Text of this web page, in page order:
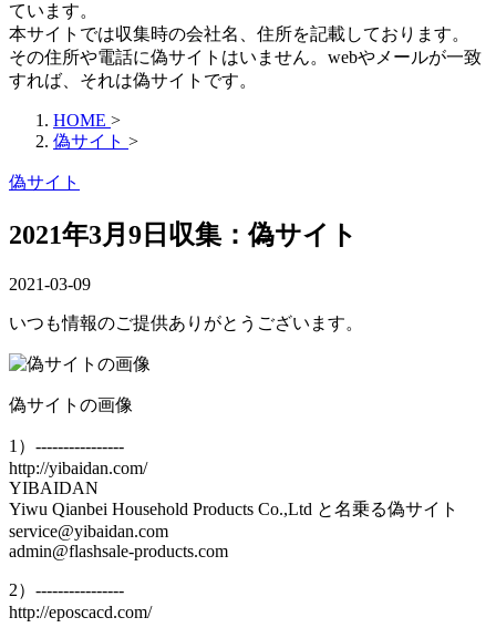
ています。
本サイトでは収集時の会社名、住所を記載しております。
その住所や電話に偽サイトはいません。webやメールが一致
すれば、それは偽サイトです。
HOME >
偽サイト >
偽サイト
2021年3月9日収集：偽サイト
2021-03-09
いつも情報のご提供ありがとうございます。
偽サイトの画像
1）----------------
http://yibaidan.com/
YIBAIDAN
Yiwu Qianbei Household Products Co.,Ltd と名乗る偽サイト
service@yibaidan.com
admin@flashsale-products.com
2）----------------
http://eposcacd.com/